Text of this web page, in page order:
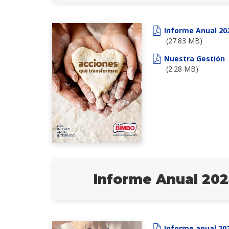
Informe Anual
(27.83 MB)
Nuestra Gestión
(2.28 MB)
Informe Anual